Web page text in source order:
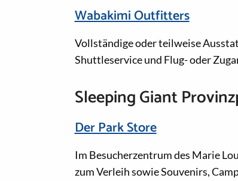
Wabakimi Outfitters
Vollständige oder teilweise
Shuttleservice und Flug- oder
Sleeping Giant
Der Park Store
Im Besucherzentrum des Marie
zum Verleih sowie Souvenirs,